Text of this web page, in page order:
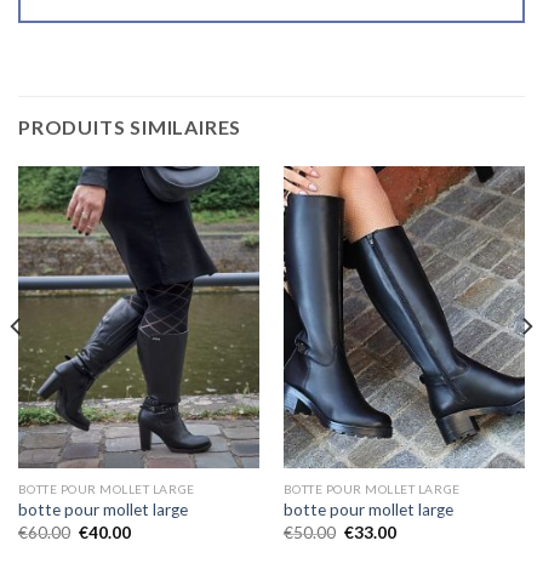
PRODUITS SIMILAIRES
BOTTE POUR MOLLET LARGE
botte pour mollet large
€60.00 €40.00
BOTTE POUR MOLLET LARGE
botte pour mollet large
€50.00 €33.00